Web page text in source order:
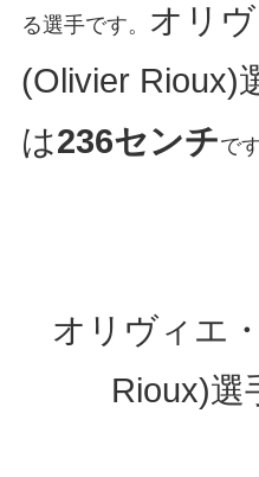
る選手です。
オリ
(Olivier Rioux)
は236センチです
オリヴィエ
Rioux)選